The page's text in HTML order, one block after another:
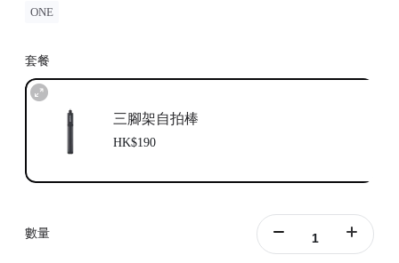
ONE
套餐
三腳架自拍棒
HK$190
數量